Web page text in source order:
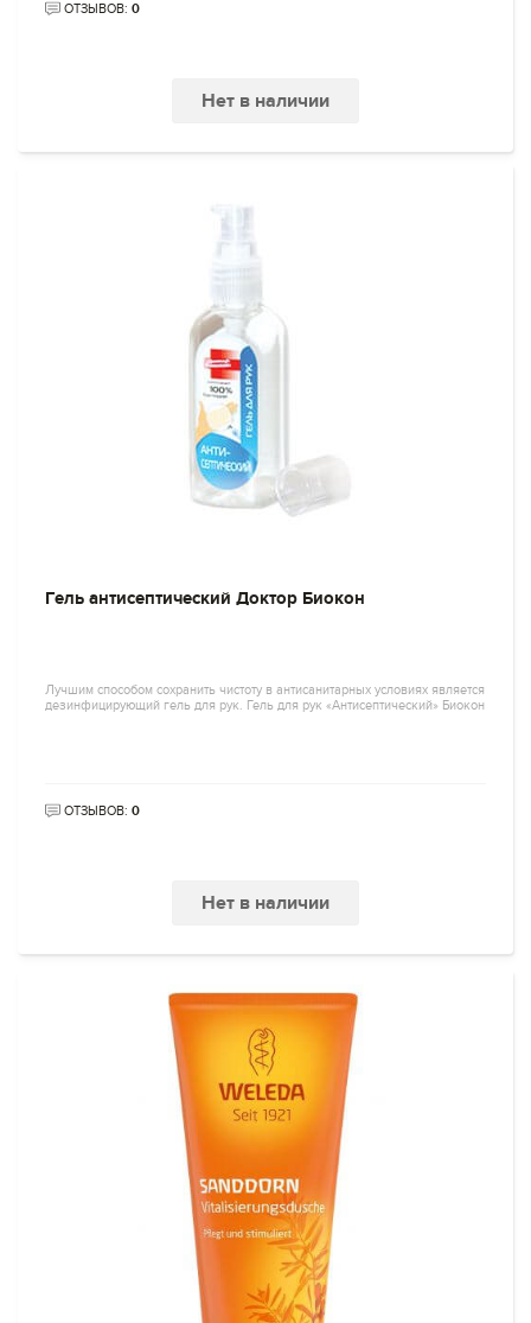
ОТЗЫВОВ: 0
Нет в наличии
Гель антисептический Доктор Биокон
Лучшим способом сохранить чистоту в антисанитарных условиях является
дезинфицирующий гель для рук. Гель для рук «Антисептический» Биокон
ОТЗЫВОВ: 0
Нет в наличии